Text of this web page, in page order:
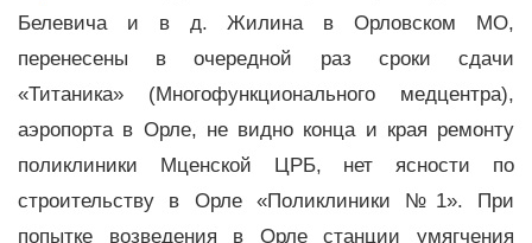
Белевича и в д. Жилина в Орловском МО,
перенесены в очередной раз сроки сдачи
«Титаника» (Многофункционального медцентра),
аэропорта в Орле, не видно конца и края ремонту
поликлиники Мценской ЦРБ, нет ясности по
строительству в Орле «Поликлиники №1». При
попытке возведения в Орле станции умягчения